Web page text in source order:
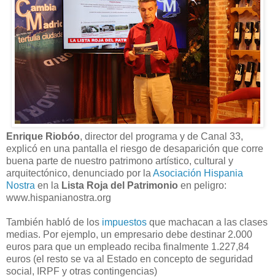
Enrique Riobóo, director del programa y de Canal 33,
explicó en una pantalla el riesgo de desaparición que corre
buena parte de nuestro patrimono artístico, cultural y
arquitectónico, denunciado por la Asociación Hispania
Nostra en la Lista Roja del Patrimonio en peligro:
www.hispanianostra.org
También habló de los impuestos que machacan a las clases
medias. Por ejemplo, un empresario debe destinar 2.000
euros para que un empleado reciba finalmente 1.227,84
euros (el resto se va al Estado en concepto de seguridad
social, IRPF y otras contingencias)